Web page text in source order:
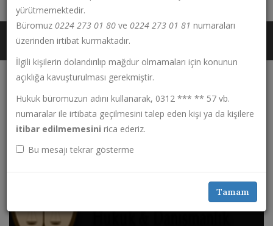
yürütmemektedir.
Büromuz 0224 273 01 80 ve 0224 273 01 81 numaraları
üzerinden irtibat kurmaktadır.
İlgili kişilerin dolandırılıp mağdur olmamaları için konunun
açıklığa kavuşturulması gerekmiştir.
Hukuk büromuzun adını kullanarak, 0312 *** ** 57 vb.
numaralar ile irtibata geçilmesini talep eden kişi ya da kişilere
itibar edilmemesini rica ederiz.
Bu mesajı tekrar gösterme
Tamam